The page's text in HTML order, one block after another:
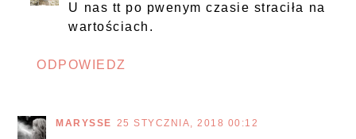
U nas tt po pwenym czasie straciła na
wartościach.
ODPOWIEDZ
MARYSSE 25 STYCZNIA, 2018 00:12